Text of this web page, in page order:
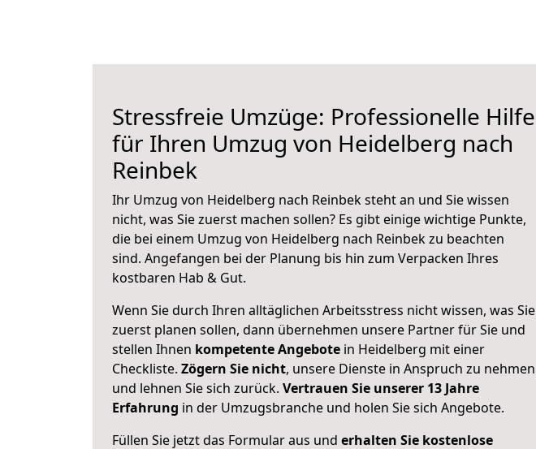
Stressfreie Umzüge: Professionelle Hilfe
für Ihren Umzug von Heidelberg nach
Reinbek
Ihr Umzug von Heidelberg nach Reinbek steht an und Sie wissen
nicht, was Sie zuerst machen sollen? Es gibt einige wichtige Punkte,
die bei einem Umzug von Heidelberg nach Reinbek zu beachten
sind. Angefangen bei der Planung bis hin zum Verpacken Ihres
kostbaren Hab & Gut.
Wenn Sie durch Ihren alltäglichen Arbeitsstress nicht wissen, was Sie
zuerst planen sollen, dann übernehmen unsere Partner für Sie und
stellen Ihnen kompetente Angebote in Heidelberg mit einer
Checkliste. Zögern Sie nicht, unsere Dienste in Anspruch zu nehmen
und lehnen Sie sich zurück. Vertrauen Sie unserer 13 Jahre
Erfahrung in der Umzugsbranche und holen Sie sich Angebote.
Füllen Sie jetzt das Formular aus und erhalten Sie kostenlose